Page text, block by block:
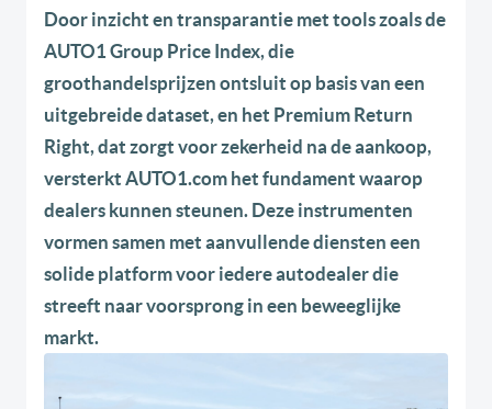
Door inzicht en transparantie met tools zoals de
AUTO1 Group Price Index, die
groothandelsprijzen ontsluit op basis van een
uitgebreide dataset, en het Premium Return
Right, dat zorgt voor zekerheid na de aankoop,
versterkt AUTO1.com het fundament waarop
dealers kunnen steunen. Deze instrumenten
vormen samen met aanvullende diensten een
solide platform voor iedere autodealer die
streeft naar voorsprong in een beweeglijke
markt.